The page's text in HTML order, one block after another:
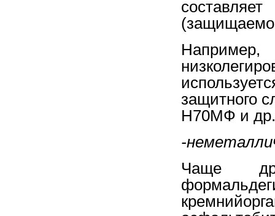
защитного
Н70МФ и др.
-
Чаще